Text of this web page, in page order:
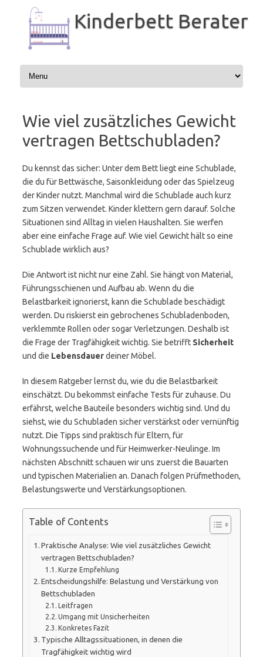
Inhalt
springen
Kinderbett Berater
Wie viel zusätzliches Gewicht
vertragen Bettschubladen?
Du kennst das sicher: Unter dem Bett liegt eine Schublade,
die du für Bettwäsche, Saisonkleidung oder das Spielzeug
der Kinder nutzt. Manchmal wird die Schublade auch kurz
zum Sitzen verwendet. Kinder klettern gern darauf. Solche
Situationen sind Alltag in vielen Haushalten. Sie werfen
aber eine einfache Frage auf. Wie viel Gewicht hält so eine
Schublade wirklich aus?
Die Antwort ist nicht nur eine Zahl. Sie hängt von Material,
Führungsschienen und Aufbau ab. Wenn du die
Belastbarkeit ignorierst, kann die Schublade beschädigt
werden. Du riskierst ein gebrochenes Schubladenboden,
verklemmte Rollen oder sogar Verletzungen. Deshalb ist
die Frage der Tragfähigkeit wichtig. Sie betrifft Sicherheit
und die Lebensdauerdeiner Möbel.
In diesem Ratgeber lernst du, wie du die Belastbarkeit
einschätzt. Du bekommst einfache Tests für zuhause. Du
erfährst, welche Bauteile besonders wichtig sind. Und du
siehst, wie du Schubladen sicher verstärkst oder vernünftig
nutzt. Die Tipps sind praktisch für Eltern, für
Wohnungssuchende und für Heimwerker-Neulinge. Im
nächsten Abschnitt schauen wir uns zuerst die Bauarten
und typischen Materialien an. Danach folgen Prüfmethoden,
Belastungswerte und Verstärkungsoptionen.
Table of Contents
Praktische Analyse: Wie viel zusätzliches Gewicht
vertragen Bettschubladen?
Kurze Empfehlung
Entscheidungshilfe: Belastung und Verstärkung von
Bettschubladen
Leitfragen
Umgang mit Unsicherheiten
Konkretes Fazit
Typische Alltagssituationen, in denen die
Tragfähigkeit wichtig wird